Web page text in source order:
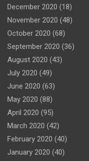
December 2020 (18)
November 2020 (48)
October 2020 (68)
September 2020 (36)
August 2020 (43)
July 2020 (49)
June 2020 (63)
May 2020 (88)
April 2020 (95)
March 2020 (42)
February 2020 (40)
January 2020 (40)